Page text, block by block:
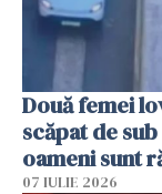
Două femei
scăpat de
oameni sunt
07 IULIE 2026